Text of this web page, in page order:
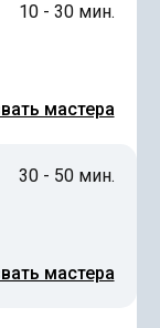
10 - 30 мин.
мастера
30 - 50 мин.
мастера